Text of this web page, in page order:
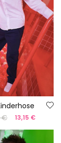
€ 13,15 €